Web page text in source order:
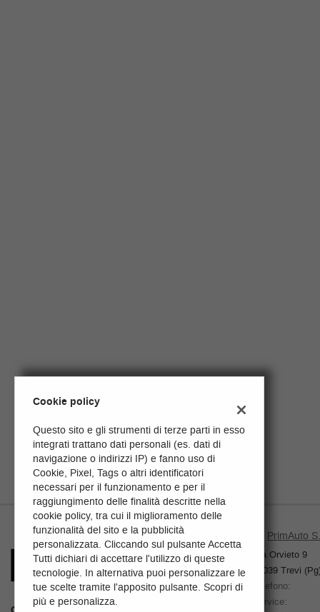
PrimAuto
Via Orvieto 9
06039 Trevi
Telefono:
Service:
Cookie policy
Questo sito e gli strumenti di terze parti in esso
integrati trattano dati personali (es. dati di
navigazione o indirizzi IP) e fanno uso di
Cookie, Pixel, Tags o altri identificatori
necessari per il funzionamento e per il
raggiungimento delle finalità descritte nella
cookie policy, tra cui il miglioramento delle
funzionalità del sito e la pubblicità
personalizzata. Cliccando sul pulsante Accetta
Tutti dichiari di accettare l'utilizzo di queste
tecnologie. In alternativa puoi personalizzare le
tue scelte tramite l'apposito pulsante. Scopri di
più e personalizza.
Leggi
la